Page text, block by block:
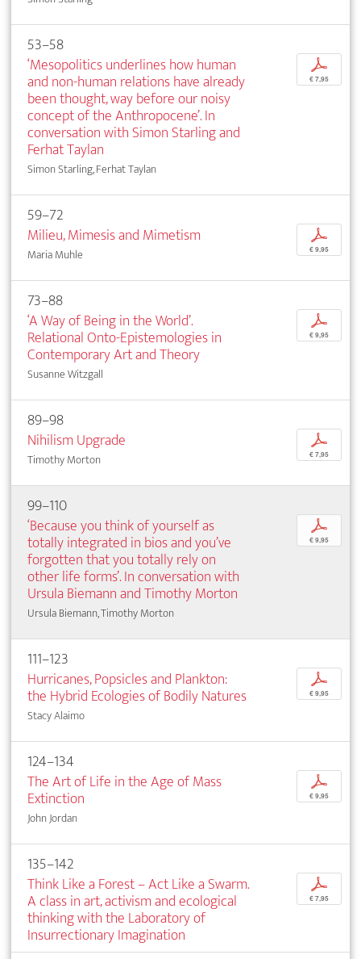
53–58
‘Mesopolitics underlines how human
and non-human relations have already
been thought, way before our noisy
concept of the Anthropocene’. In
conversation with Simon Starling and
Ferhat Taylan
Simon Starling, Ferhat Taylan
p
€ 7,95
59–72
Milieu, Mimesis and Mimetism
Maria Muhle
p
€ 9,95
73–88
‘A Way of Being in the World’.
Relational Onto-Epistemologies in
Contemporary Art and Theory
Susanne Witzgall
p
€ 9,95
89–98
Nihilism Upgrade
Timothy Morton
p
€ 7,95
99–110
‘Because you think of yourself as
totally integrated in bios and you’ve
forgotten that you totally rely on
other life forms’. In conversation with
Ursula Biemann and Timothy Morton
Ursula Biemann, Timothy Morton
p
€ 9,95
111–123
Hurricanes, Popsicles and Plankton:
the Hybrid Ecologies of Bodily Natures
Stacy Alaimo
p
€ 9,95
124–134
The Art of Life in the Age of Mass
Extinction
John Jordan
p
€ 9,95
135–142
Think Like a Forest – Act Like a Swarm.
A class in art, activism and ecological
thinking with the Laboratory of
Insurrectionary Imagination
p
€ 7,95